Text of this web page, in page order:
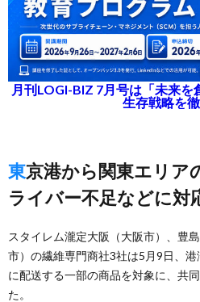
月刊LOGI-BIZ 7月号は「未来を
生存戦略を
東京港から関東エリアの一部商品対象、ド
ライバー不足などに対
スタイレム瀧定大阪（大阪市）、豊
市）の繊維専門商社3社は5月9日、
に配送する一部の商品を対象に、共
た。